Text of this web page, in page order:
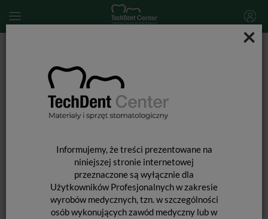
×
Informujemy, że treści prezentowane na
niniejszej stronie internetowej
przeznaczone są wyłącznie dla
Użytkowników Profesjonalnych w zakresie
wyrobów medycznych, tzn. w szczególności
osób wykonujących zawód medyczny lub w
Perma Flo Pink / 1,2 ml